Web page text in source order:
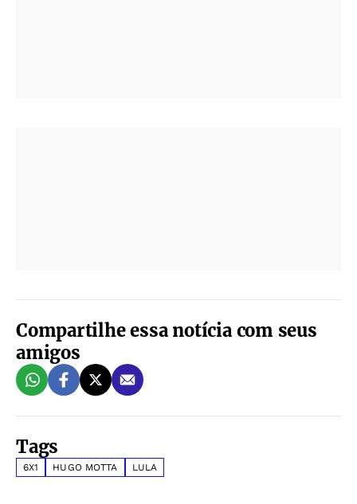
Compartilhe essa notícia com seus
amigos
Tags
6X1 HUGO MOTTA LULA